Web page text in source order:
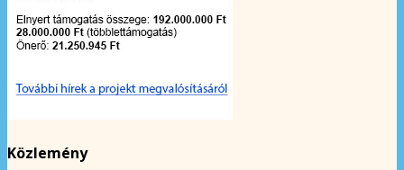
Közlemény